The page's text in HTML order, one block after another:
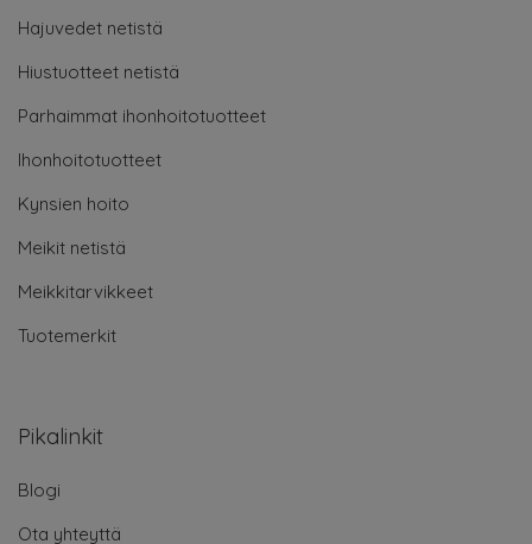
Hajuvedet netistä
Hiustuotteet netistä
Parhaimmat ihonhoitotuotteet
Ihonhoitotuotteet
Kynsien hoito
Meikit netistä
Meikkitarvikkeet
Tuotemerkit
Pikalinkit
Blogi
Ota yhteyttä